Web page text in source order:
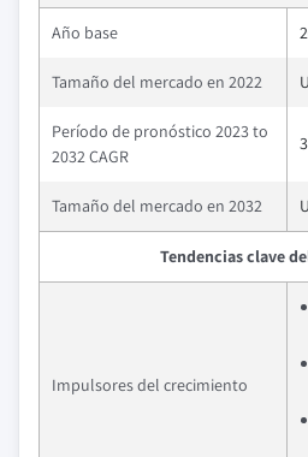
Año base
Tamaño del mercado en 2022
Período de pronóstico 2023 to
2032 CAGR
Tamaño del mercado en 2032
Tendencias clave
Impulsores del crecimiento